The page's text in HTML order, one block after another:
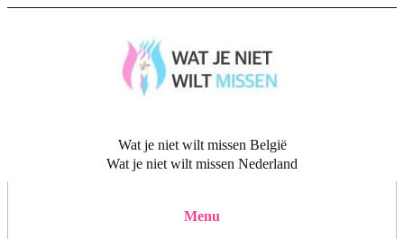
Wat je niet wilt missen België
Wat je niet wilt missen Nederland
Menu